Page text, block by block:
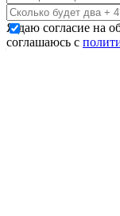
Я даю согласие на
соглашаюсь с